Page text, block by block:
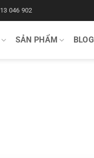
046 902
SẢN PHẨM BLOG